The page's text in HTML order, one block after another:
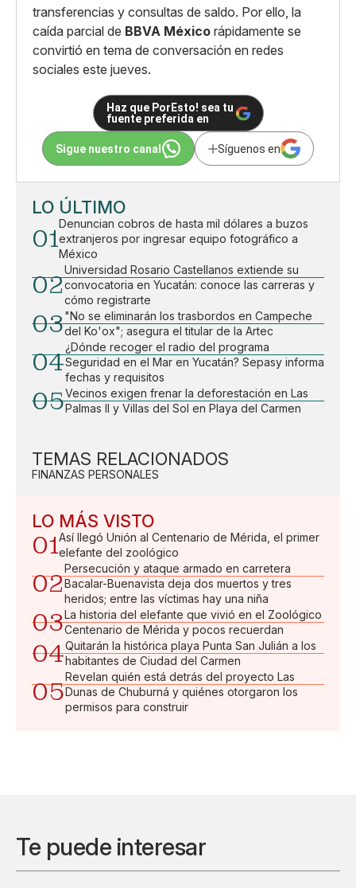
transferencias y consultas de saldo. Por ello, la
caída parcial de BBVA México rápidamente se
convirtió en tema de conversación en redes
sociales este jueves.
Haz que PorEsto! sea tu
fuente preferida en
Sigue nuestro canal Síguenos en
LO ÚLTIMO
01
Denuncian cobros de hasta mil dólares a buzos
extranjeros por ingresar equipo fotográfico a
México
02
Universidad Rosario Castellanos extiende su
convocatoria en Yucatán: conoce las carreras y
cómo registrarte
03"No se eliminarán los trasbordos en Campeche
del Ko'ox"; asegura el titular de la Artec
04
¿Dónde recoger el radio del programa
Seguridad en el Mar en Yucatán? Sepasy informa
fechas y requisitos
05Vecinos exigen frenar la deforestación en Las
Palmas II y Villas del Sol en Playa del Carmen
TEMAS RELACIONADOS
FINANZAS PERSONALES
LO MÁS VISTO
01Así llegó Unión al Centenario de Mérida, el primer
elefante del zoológico
02
Persecución y ataque armado en carretera
Bacalar-Buenavista deja dos muertos y tres
heridos; entre las víctimas hay una niña
03La historia del elefante que vivió en el Zoológico
Centenario de Mérida y pocos recuerdan
04Quitarán la histórica playa Punta San Julián a los
habitantes de Ciudad del Carmen
05
Revelan quién está detrás del proyecto Las
Dunas de Chuburná y quiénes otorgaron los
permisos para construir
Te puede interesar